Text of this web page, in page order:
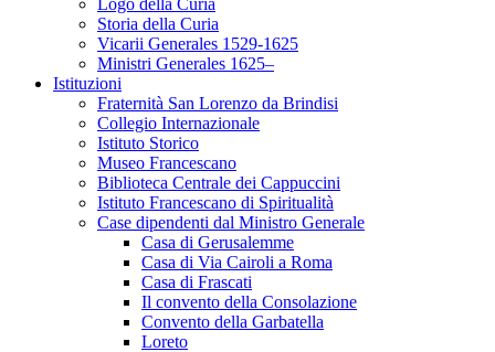
Logo della Curia
Storia della Curia
Vicarii Generales 1529-1625
Ministri Generales 1625–
Istituzioni
Fraternità San Lorenzo da Brindisi
Collegio Internazionale
Istituto Storico
Museo Francescano
Biblioteca Centrale dei Cappuccini
Istituto Francescano di Spiritualità
Case dipendenti dal Ministro Generale
Casa di Gerusalemme
Casa di Via Cairoli a Roma
Casa di Frascati
Il convento della Consolazione
Convento della Garbatella
Loreto